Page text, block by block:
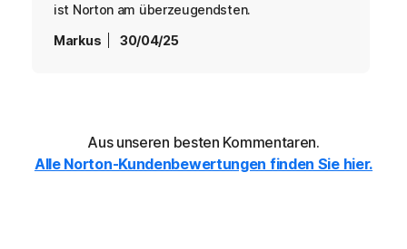
ist Norton am überzeugendsten.
Markus
30/04/25
Aus unseren besten Kommentaren.
Alle Norton-Kundenbewertungen finden Sie hier.